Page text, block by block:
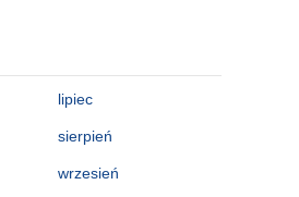
lipiec
sierpień
wrzesień